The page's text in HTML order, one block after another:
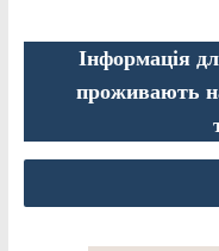
Інформація
проживають